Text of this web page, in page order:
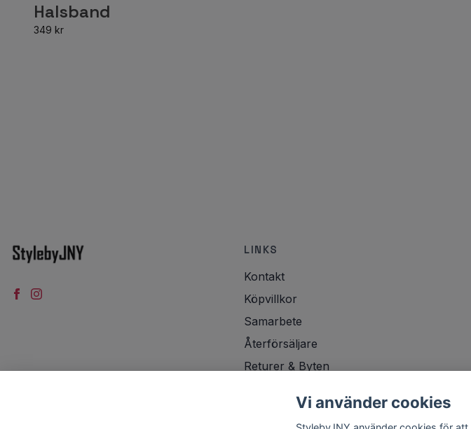
Halsband
349 kr
LINKS
Kontakt
Köpvillkor
Samarbete
Återförsäljare
Returer & Byten
Vi använder cookies